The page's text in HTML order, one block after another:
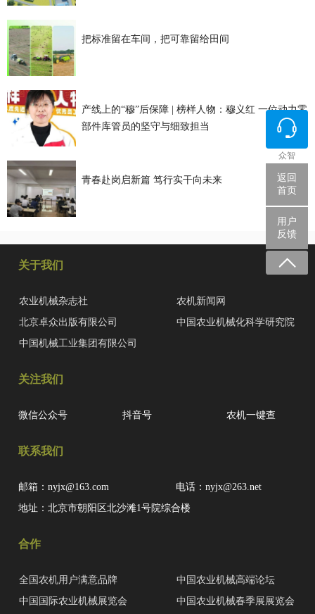
把标准留在车间，把可靠留给田间
产线上的“穆”后保障 | 榜样人物：穆义红 一位动力零
部件库管员的坚守与细致担当
青春赴岗启新篇 笃行实干向未来
众智
返回
首页
用户
反馈
关于我们
农业机械杂志社
农机新闻网
北京卓众出版有限公司
中国农业机械化科学研究院
中国机械工业集团有限公司
关注我们
微信公众号 抖音号 农机一键查
联系我们
邮箱：nyjx@163.com
电话：nyjx@263.net
地址：北京市朝阳区北沙滩1号院综合楼
合作
全国农机用户满意品牌
中国农业机械高端论坛
中国国际农业机械展览会
中国农业机械春季展展览会